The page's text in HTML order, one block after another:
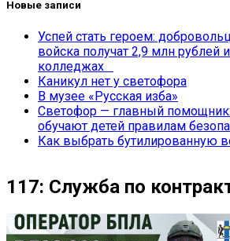
Новые записи
Успей стать героем:
войска получат 2,9 млн рублей
колледжах
Каникул нет у светофора
В музее «Русская изба»
Светофор — главный
обучают детей правилам
Как выбрать бутилированную
117: Служба по